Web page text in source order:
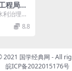
程局职
小清河
利治理研
小清河
8.8
2021 国学经典网 - All
皖ICP备2022015176号